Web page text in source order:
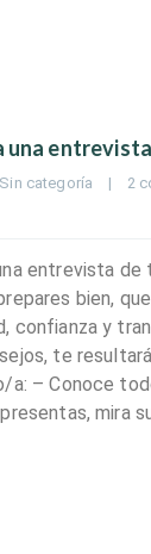
una
Sin categoría | 2
entrevista de
bien,
confianza y
te
a: – Conoce
mira